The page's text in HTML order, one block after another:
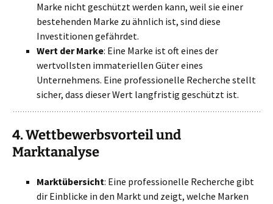
Marke nicht geschützt werden kann, weil sie einer
bestehenden Marke zu ähnlich ist, sind diese
Investitionen gefährdet.
Wert der Marke: Eine Marke ist oft eines der
wertvollsten immateriellen Güter eines
Unternehmens. Eine professionelle Recherche stellt
sicher, dass dieser Wert langfristig geschützt ist.
4.Wettbewerbsvorteil und
Marktanalyse
Marktübersicht: Eine professionelle Recherche gibt
dir Einblicke in den Markt und zeigt, welche Marken